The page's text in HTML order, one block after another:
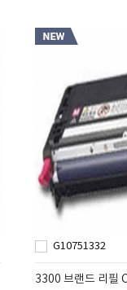
G10751332
3300 브랜드 리필